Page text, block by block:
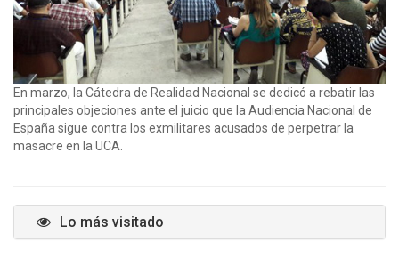
En marzo, la Cátedra de Realidad Nacional se dedicó a rebatir las
principales objeciones ante el juicio que la Audiencia Nacional de
España sigue contra los exmilitares acusados de perpetrar la
masacre en la UCA.
Lo más visitado